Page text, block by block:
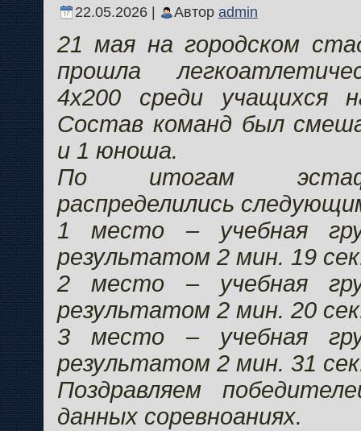
22.05.2026 | Автор admin
21 мая на городском
прошла
4х200 среди учащихся
Состав команд был
и 1 юноша.
По итогам
распределились
1 место – учебная
результатом 2 мин. 19
2 место – учебная
результатом 2 мин. 20
3 место – учебная
результатом 2 мин. 31
Поздравляем
данных соревноаниях.